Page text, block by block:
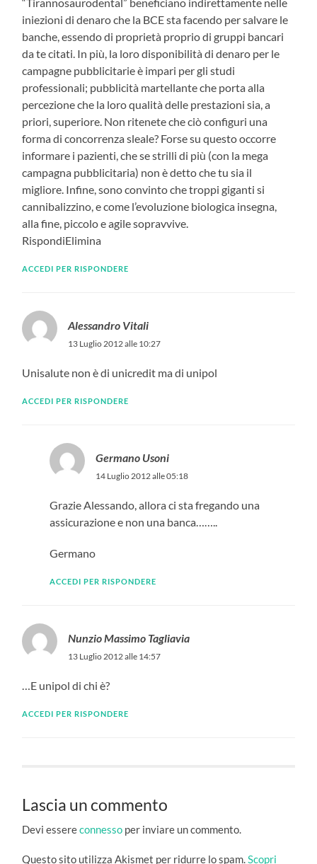
iniezioni di denaro che la BCE sta facendo per salvare le
banche, essendo di proprietà proprio di gruppi bancari
da te citati. In più, la loro disponibilità di denaro per le
campagne pubblicitarie è impari per gli studi
professionali; pubblicità martellante che porta alla
percezione che la loro qualità delle prestazioni sia, a
priori, superiore. Non ritenete che ciò configuri una
forma di concorrenza sleale? Forse su questo occorre
informare i pazienti, che se strilli di più (con la mega
campagna pubblicitaria) non è detto che tu sia il
migliore. Infine, sono convinto che troppi giganti si
cannibalizzino, e come l’evoluzione biologica insegna,
alla fine, piccolo e agile sopravvive.
RispondiElimina
ACCEDI PER RISPONDERE
Alessandro Vitali
13 Luglio 2012 alle 10:27
Unisalute non è di unicredit ma di unipol
ACCEDI PER RISPONDERE
Germano Usoni
14 Luglio 2012 alle 05:18
Grazie Alessando, allora ci sta fregando una
assicurazione e non una banca……..
Germano
ACCEDI PER RISPONDERE
Nunzio Massimo Tagliavia
13 Luglio 2012 alle 14:57
…E unipol di chi è?
ACCEDI PER RISPONDERE
Lascia un commento
Devi essereconnesso per inviare un commento.
Questo sito utilizza Akismet per ridurre lo spam.Scopri